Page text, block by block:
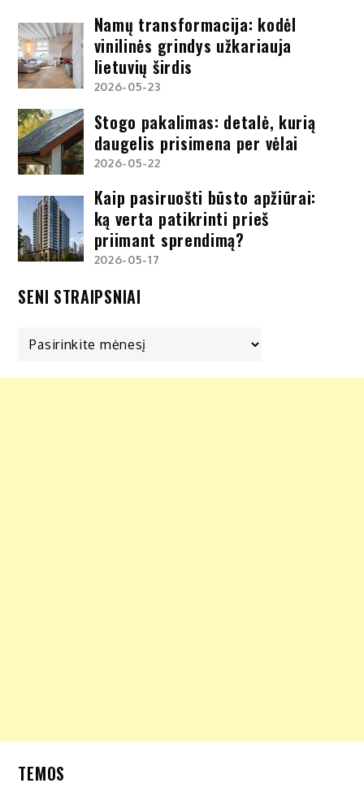
Namų transformacija: kodėl
vinilinės grindys užkariauja
lietuvių širdis
2026-05-23
Stogo pakalimas: detalė, kurią
daugelis prisimena per vėlai
2026-05-22
Kaip pasiruošti būsto apžiūrai:
ką verta patikrinti prieš
priimant sprendimą?
2026-05-17
SENI STRAIPSNIAI
TEMOS